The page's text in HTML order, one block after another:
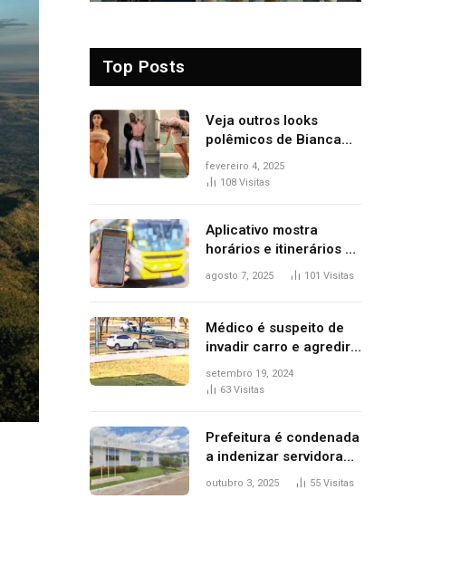
Top Posts
Veja outros looks
polêmicos de Bianca
Censori, esposa de
Kanye West que
fevereiro 4, 2025
108 Visitas
Aplicativo mostra
horários e itinerários de
ônibus a usuários do
agosto 7, 2025 101 Visitas
Médico é suspeito de
invadir carro e agredir
delegado aposentado
durante confusão no
setembro 19, 2024
63 Visitas
Prefeitura é condenada
a indenizar servidora
temporária demitida
outubro 3, 2025 55 Visitas